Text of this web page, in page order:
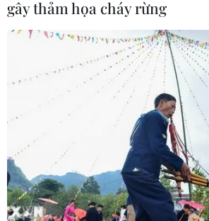
Bảo đảm chính xác, công khai điểm
chuẩn tuyển sinh các trường quân
07/08/2026 12:26
Ban đại diện cha mẹ học sinh không
được tự đặt các khoản thu, ép buộc
đóng góp
07/08/2026 10:30
gây thảm họa cháy rừng